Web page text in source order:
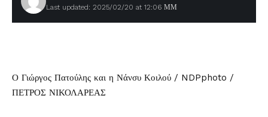
Last updated: 2025/02/20 at 12:06 ΜΜ
Ο Γιώργος Πατούλης και η Νάνσυ Κοιλού / NDPphoto /
ΠΕΤΡΟΣ ΝΙΚΟΛΑΡΕΑΣ